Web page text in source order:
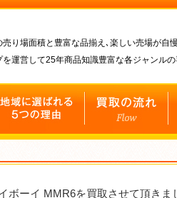
り場面積と豊富な品揃え､楽しい売場が自
を運営して25年商品知識豊富な各ジャンル
ボーイ MMR6を買取させて頂きま